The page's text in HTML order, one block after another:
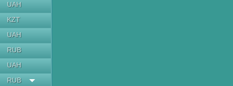
UAH
KZT
UAH
RUB
UAH
RUB